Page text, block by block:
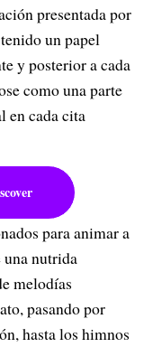
presentada por
un papel
y posterior a cada
como una parte
en cada cita
para animar a
una nutrida
melodías
pasando por
hasta los himnos